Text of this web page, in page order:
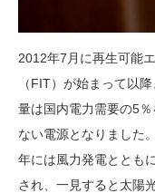
2012年7月に再生可能
（FIT）が始まって以
量は国内電力需要の5
ない電源となりました
年には風力発電ととも
され、一見すると太陽